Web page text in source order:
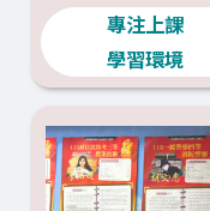
專注上課
學習環境